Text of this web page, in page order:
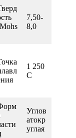
7,50-
8,0
1 250
С
Углов
атокр
углая